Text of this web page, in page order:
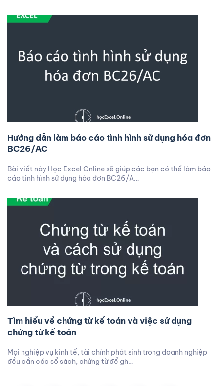
Hướng dẫn làm báo cáo tình hình sử dụng hóa đơn
BC26/AC
Bài viết này Học Excel Online sẽ giúp các bạn có thể làm báo
cáo tình hình sử dụng hóa đơn BC26/A…
Tìm hiểu về chứng từ kế toán và việc sử dụng
chứng từ kế toán
Mọi nghiệp vụ kinh tế, tài chính phát sinh trong doanh nghiệp
đều cần các sổ sách, chứng từ để gh…